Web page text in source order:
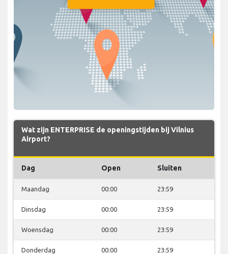
Wat zijn ENTERPRISE de openingstijden bij Vilnius
Airport?
Dag Open Sluiten
Maandag 00:00 23:59
Dinsdag 00:00 23:59
Woensdag 00:00 23:59
Donderdag 00:00 23:59